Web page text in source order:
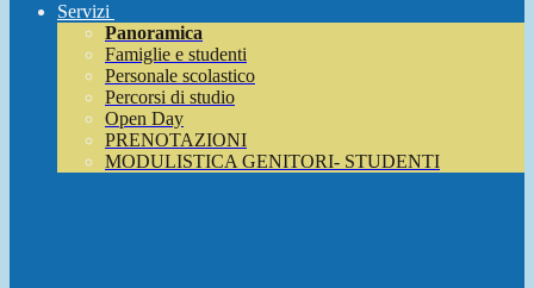
Servizi
Panoramica
Famiglie e studenti
Personale scolastico
Percorsi di studio
Open Day
PRENOTAZIONI
MODULISTICA GENITORI- STUDENTI